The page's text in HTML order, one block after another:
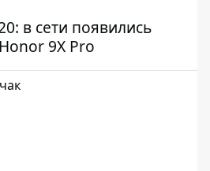
в сети появились
9X Pro